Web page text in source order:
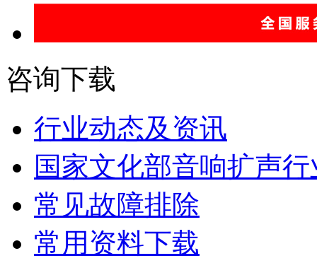
咨询下载
行业动态及资讯
国家文化部音响扩声
常见故障排除
常用资料下载